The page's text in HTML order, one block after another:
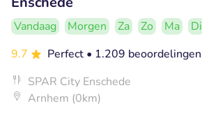
Vandaag Morgen Za Zo Ma Di
9.7
Perfect • 1.209 beoordelingen
SPAR City Enschede
Arnhem (0km)